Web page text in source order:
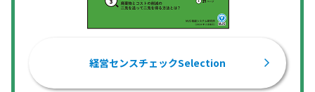
経営センスチェックSelection